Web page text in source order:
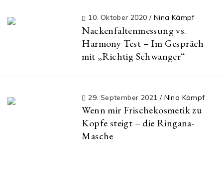
10. Oktober 2020 / Nina Kämpf
Nackenfaltenmessung vs.
Harmony Test – Im Gespräch
mit „Richtig Schwanger“
29. September 2021 / Nina Kämpf
Wenn mir Frischekosmetik zu
Kopfe steigt – die Ringana-
Masche